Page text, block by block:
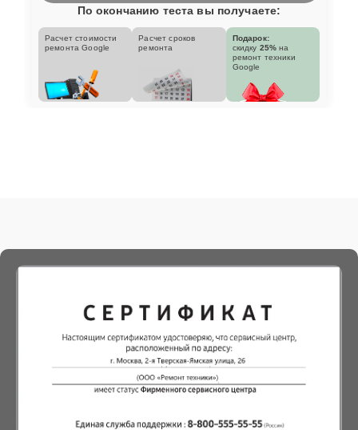
По окончанию теста вы получаете:
Расчет стоимости
ремонта Google
Расчет сроков
ремонта
Подарок:
скидку 25% на
ремонт техники
Google